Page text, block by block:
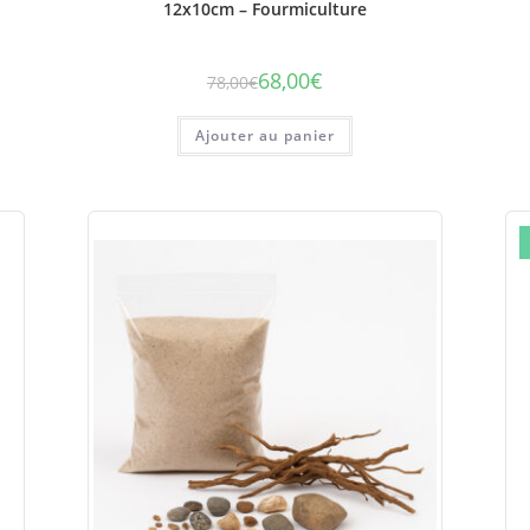
12x10cm – Fourmiculture
78,00€ Le
initial
était :
78,00€.
68,00€
Le
actuel
est :
68,00€.
Ajouter au panier